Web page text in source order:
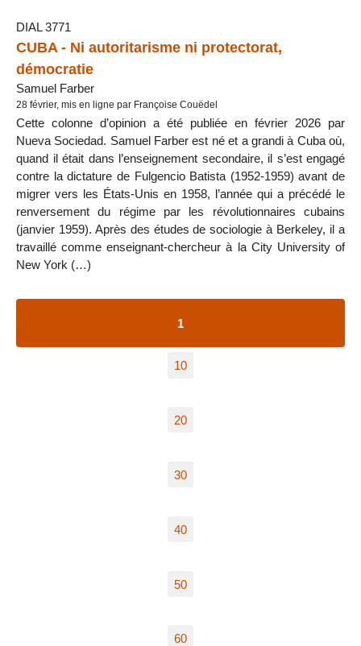
DIAL 3771
CUBA - Ni autoritarisme ni protectorat,
démocratie
Samuel Farber
28 février, mis en ligne par Françoise Couëdel
Cette colonne d’opinion a été publiée en février 2026 par
Nueva Sociedad. Samuel Farber est né et a grandi à Cuba où,
quand il était dans l’enseignement secondaire, il s’est engagé
contre la dictature de Fulgencio Batista (1952-1959) avant de
migrer vers les États-Unis en 1958, l’année qui a précédé le
renversement du régime par les révolutionnaires cubains
(janvier 1959). Après des études de sociologie à Berkeley, il a
travaillé comme enseignant-chercheur à la City University of
New York (…)
1
10
20
30
40
50
60